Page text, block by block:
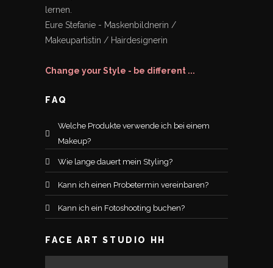
lernen.
Eure Stefanie - Maskenbildnerin /
Makeupartistin / Hairdesignerin
Change your Style - be different ...
FAQ
Welche Produkte verwende ich bei einem
Makeup?
Wie lange dauert mein Styling?
Kann ich einen Probetermin vereinbaren?
Kann ich ein Fotoshooting buchen?
FACE ART STUDIO HH